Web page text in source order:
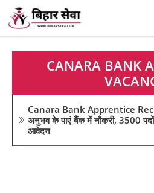
Skip
content
CANARA BANK
Canara Bank Apprentice
अनुभव के पाएं बैंक में नौकरी, 3500 पदों
आवेदन